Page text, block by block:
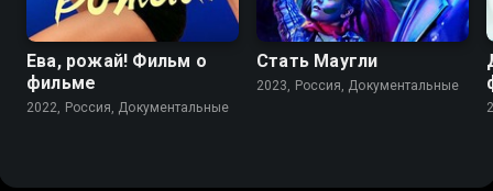
Ева, рожай! Фильм о
фильме
2022, Россия, Документальные
Стать Маугли
2023, Россия, Документальные